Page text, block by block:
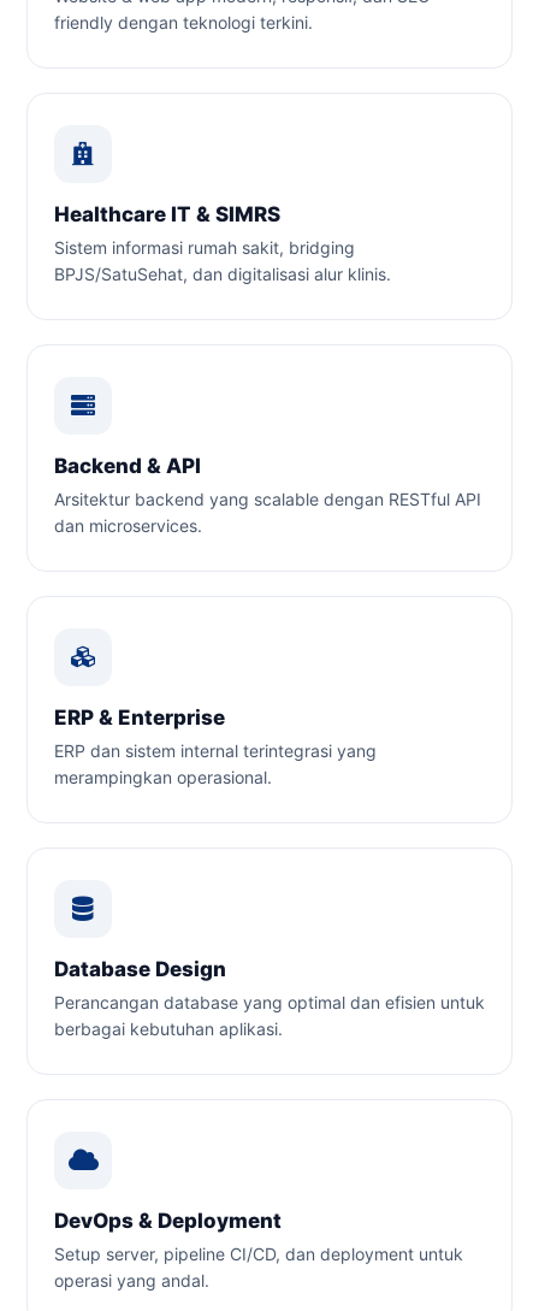
friendly dengan teknologi terkini.
Healthcare IT & SIMRS
Sistem informasi rumah sakit, bridging
BPJS/SatuSehat, dan digitalisasi alur klinis.
Backend & API
Arsitektur backend yang scalable dengan RESTful API
dan microservices.
ERP & Enterprise
ERP dan sistem internal terintegrasi yang
merampingkan operasional.
Database Design
Perancangan database yang optimal dan efisien untuk
berbagai kebutuhan aplikasi.
DevOps & Deployment
Setup server, pipeline CI/CD, dan deployment untuk
operasi yang andal.